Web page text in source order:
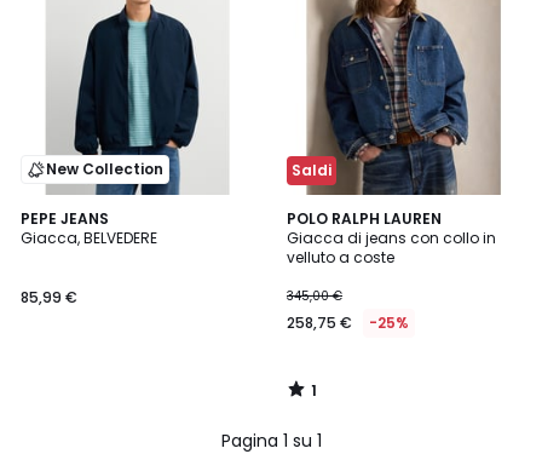
New Collection
PEPE JEANS
Giacca, BELVEDERE
85,99 €
Saldi
POLO RALPH LAUREN
Giacca di jeans con collo in
velluto a coste
345,00 €
258,75 € -25%
1
/
5
1
/
Pagina 1 su 1